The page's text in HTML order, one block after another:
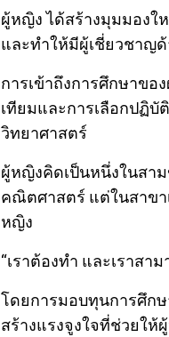
ผู้หญิง ได้สร้างมุมมองใ
และทำให้มีผู้เชี่ยวชาญ
การเข้าถึงการศึกษาขอ
เทียมและการเลือกปฏิ
วิทยาศาสตร์
ผู้หญิงคิดเป็นหนึ่งในสา
คณิตศาสตร์ แต่ในสาขา
หญิง
“เราต้องทำ และเราสา
โดยการมอบทุนการศึกษ
สร้างแรงจูงใจที่ช่วยให้